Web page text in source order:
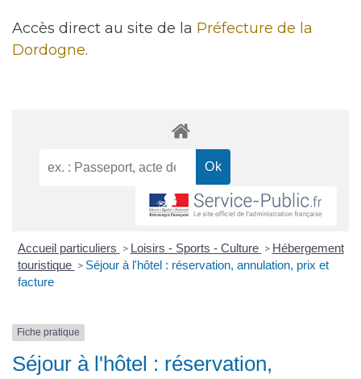
Accès direct au site de la Préfecture de la
Dordogne.
Accueil particuliers > Loisirs - Sports - Culture > Hébergement
touristique > Séjour à l'hôtel : réservation, annulation, prix et
facture
Fiche pratique
Séjour à l'hôtel : réservation,